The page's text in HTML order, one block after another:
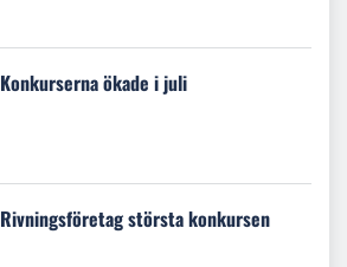
Konkurserna ökade i juli
Rivningsföretag största konkursen